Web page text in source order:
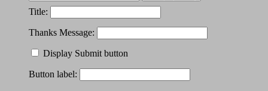
Title:
Thanks Message:
Display Submit button
Button label: